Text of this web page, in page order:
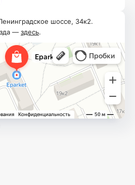
шоссе, 34к2.
— здесь.